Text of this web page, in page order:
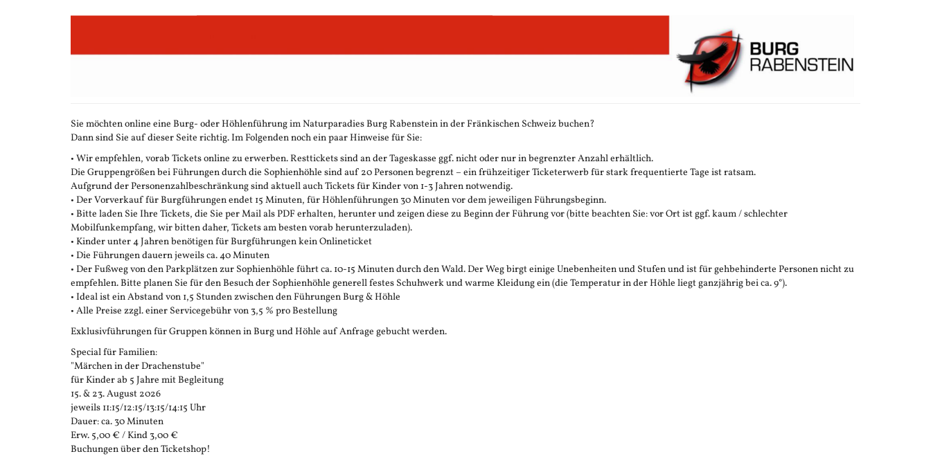
Sie möchten online eine Burg- oder Höhlenführung im Naturparadies Burg Rabenstein in der Fränkischen Schweiz buchen?
Dann sind Sie auf dieser Seite richtig. Im Folgenden noch ein paar Hinweise für Sie:
• Wir empfehlen, vorab Tickets online zu erwerben. Resttickets sind an der Tageskasse ggf. nicht oder nur in begrenzter Anzahl erhältlich.
Die Gruppengrößen bei Führungen durch die Sophienhöhle sind auf 20 Personen begrenzt – ein frühzeitiger Ticketerwerb für stark frequentierte Tage ist ratsam.
Aufgrund der Personenzahlbeschränkung sind aktuell auch Tickets für Kinder von 1-3 Jahren notwendig.
• Der Vorverkauf für Burgführungen endet 15 Minuten, für Höhlenführungen 30 Minuten vor dem jeweiligen Führungsbeginn.
• Bitte laden Sie Ihre Tickets, die Sie per Mail als PDF erhalten, herunter und zeigen diese zu Beginn der Führung vor (bitte beachten Sie: vor Ort ist ggf. kaum / schlechter
Mobilfunkempfang, wir bitten daher, Tickets am besten vorab herunterzuladen).
• Kinder unter 4 Jahren benötigen für Burgführungen kein Onlineticket
• Die Führungen dauern jeweils ca. 40 Minuten
• Der Fußweg von den Parkplätzen zur Sophienhöhle führt ca. 10-15 Minuten durch den Wald. Der Weg birgt einige Unebenheiten und Stufen und ist für gehbehinderte Personen nicht zu
empfehlen. Bitte planen Sie für den Besuch der Sophienhöhle generell festes Schuhwerk und warme Kleidung ein (die Temperatur in der Höhle liegt ganzjährig bei ca. 9°).
• Ideal ist ein Abstand von 1,5 Stunden zwischen den Führungen Burg & Höhle
• Alle Preise zzgl. einer Servicegebühr von 3,5 % pro Bestellung
Exklusivführungen für Gruppen können in Burg und Höhle auf Anfrage gebucht werden.
Special für Familien:
"Märchen in der Drachenstube"
für Kinder ab 5 Jahre mit Begleitung
15. & 23. August 2026
jeweils 11:15/12:15/13:15/14:15 Uhr
Dauer: ca. 30 Minuten
Erw. 5,00 € / Kind 3,00 €
Buchungen über den Ticketshop!